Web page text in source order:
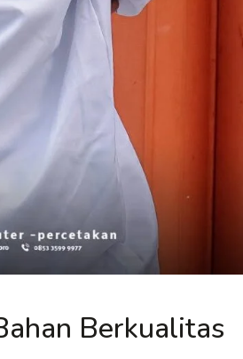
Berkualitas